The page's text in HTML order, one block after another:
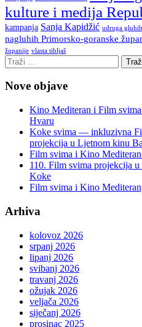
kulture i medija
kampanja Sanja Kapidžić udruga
nagluhih Primorsko-goranske
županije vlasta tibljaš
Nove objave
Kino Mediteran i Film
Hvaru
Koke svima — inkluzivna
projekcija u Ljetnom kinu
Film svima i Kino
110. Film svima projekcija
Koke
Film svima i Kino
Arhiva
kolovoz 2026
srpanj 2026
lipanj 2026
svibanj 2026
travanj 2026
ožujak 2026
veljača 2026
siječanj 2026
prosinac 2025